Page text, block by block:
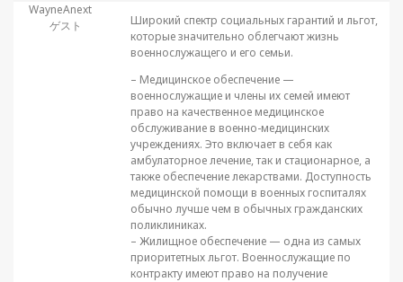
WayneAnext
ゲスト
Широкий спектр социальных гарантий и льгот,
которые значительно облегчают жизнь
военнослужащего и его семьи.
– Медицинское обеспечение —
военнослужащие и члены их семей имеют
право на качественное медицинское
обслуживание в военно-медицинских
учреждениях. Это включает в себя как
амбулаторное лечение, так и стационарное, а
также обеспечение лекарствами. Доступность
медицинской помощи в военных госпиталях
обычно лучше чем в обычных гражданских
поликлиниках.
– Жилищное обеспечение — одна из самых
приоритетных льгот. Военнослужащие по
контракту имеют право на получение